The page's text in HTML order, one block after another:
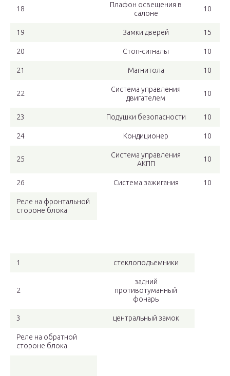
18
Плафон освещения в
салоне
10
19 Замки дверей 15
20 Стоп-сигналы 10
21 Магнитола 10
22
Система управления
двигателем
10
23 Подушки безопасности 10
24 Кондиционер 10
25
Система управления
АКПП
10
26 Система зажигания 10
Реле на фронтальной
стороне блока
1 стеклоподъемники
2
задний
противотуманный
фонарь
3 центральный замок
Реле на обратной
стороне блока